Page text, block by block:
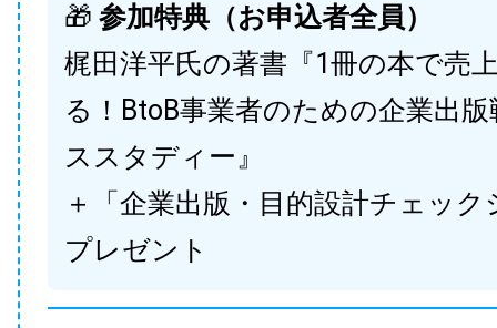
🎁 参加特典（お申込者全員）
梶田洋平氏の著書『1冊の本で売
る！BtoB事業者のための企業出
ススタディー』
＋「企業出版・目的設計チェック
プレゼント